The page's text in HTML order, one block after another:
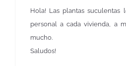
Hola! Las plantas
personal a cada vivienda, a
mucho.
Saludos!